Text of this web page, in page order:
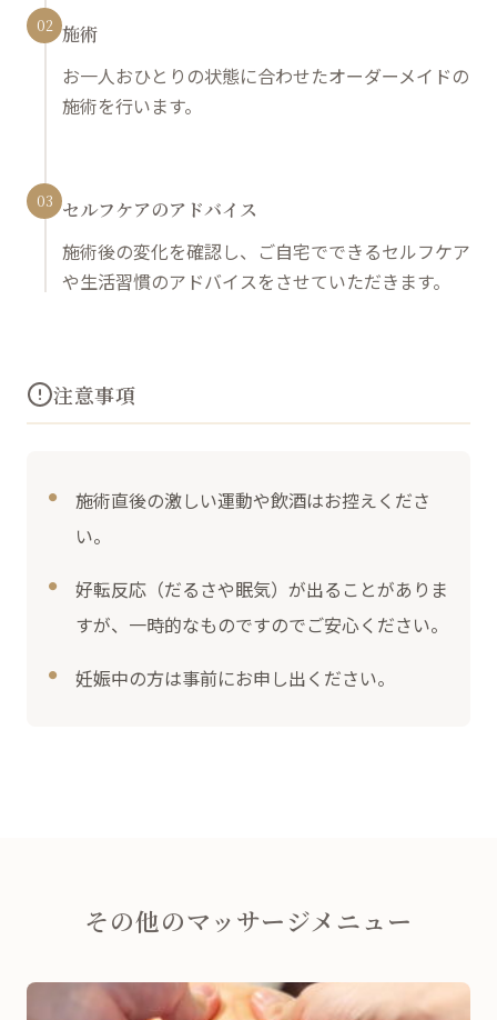
02 施術
お一人おひとりの状態に合わせたオーダーメイドの
施術を行います。
03 セルフケアのアドバイス
施術後の変化を確認し、ご自宅でできるセルフケア
や生活習慣のアドバイスをさせていただきます。
注意事項
施術直後の激しい運動や飲酒はお控えくださ
い。
好転反応（だるさや眠気）が出ることがありま
すが、一時的なものですのでご安心ください。
妊娠中の方は事前にお申し出ください。
その他のマッサージメニュー